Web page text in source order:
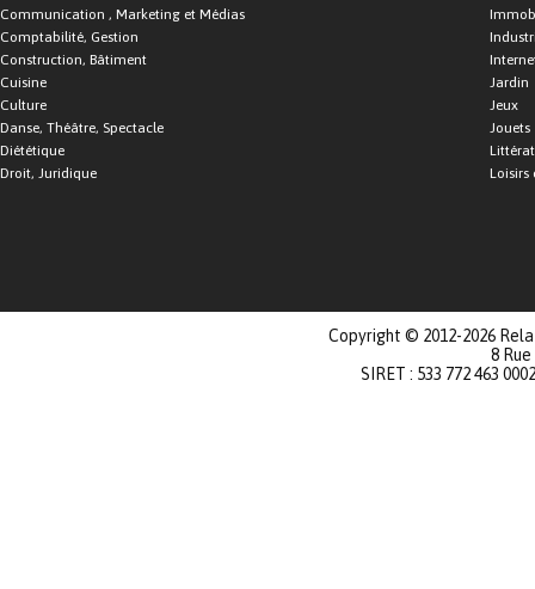
Communication , Marketing et Médias
Comptabilité, Gestion
Construction, Bâtiment
Cuisine
Culture
Danse, Théâtre, Spectacle
Diététique
Droit, Juridique
Jardin
Jeux
Jouets
Loisirs
Copyright © 2012-2026
8
SIRET : 533 772 463